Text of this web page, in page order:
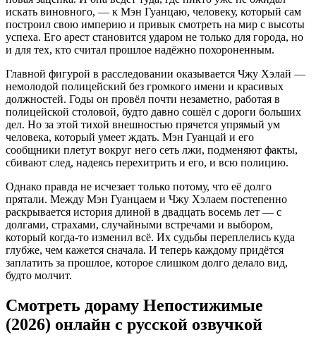
искать виновного, — к Мэн Гуанцаю, человеку, который сам
построил свою империю и привык смотреть на мир с высоты
успеха. Его арест становится ударом не только для города, но
и для тех, кто считал прошлое надёжно похороненным.
Главной фигурой в расследовании оказывается Чжу Хэлай —
немолодой полицейский без громкого имени и красивых
должностей. Годы он провёл почти незаметно, работая в
полицейской столовой, будто давно сошёл с дороги больших
дел. Но за этой тихой внешностью прячется упрямый ум
человека, который умеет ждать. Мэн Гуанцай и его
сообщники плетут вокруг него сеть лжи, подменяют факты,
сбивают след, надеясь перехитрить и его, и всю полицию.
Однако правда не исчезает только потому, что её долго
прятали. Между Мэн Гуанцаем и Чжу Хэлаем постепенно
раскрывается история длиной в двадцать восемь лет — с
долгами, страхами, случайными встречами и выбором,
который когда-то изменил всё. Их судьбы переплелись куда
глубже, чем кажется сначала. И теперь каждому придётся
заплатить за прошлое, которое слишком долго делало вид,
будто молчит.
Смотреть дораму Непостижимые
(2026) онлайн с русской озвучкой